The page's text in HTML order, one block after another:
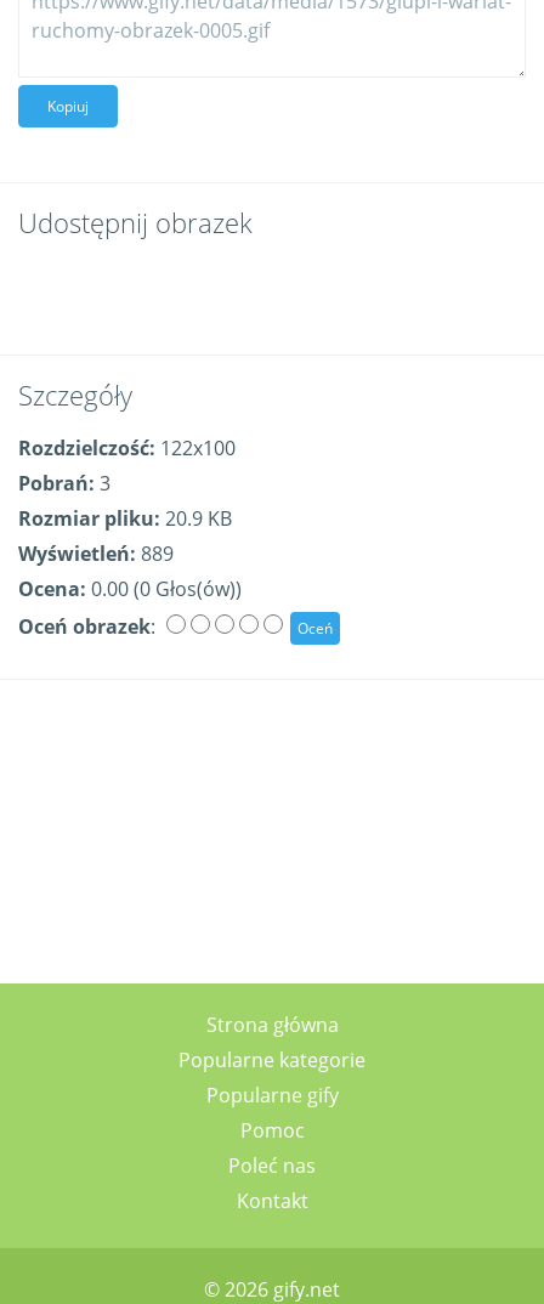
Kopiuj
Udostępnij obrazek
Szczegóły
Rozdzielczość: 122x100
Pobrań: 3
Rozmiar pliku: 20.9 KB
Wyświetleń: 889
Ocena: 0.00 (0 Głos(ów))
Oceń obrazek:
Strona główna
Popularne kategorie
Popularne gify
Pomoc
Poleć nas
Kontakt
© 2026 gify.net